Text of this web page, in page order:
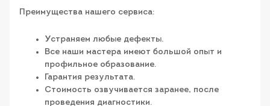
Преимущества нашего сервиса:
Устраняем любые дефекты.
Все наши мастера имеют большой опыт и
профильное образование.
Гарантия результата.
Стоимость озвучивается заранее, после
проведения диагностики.